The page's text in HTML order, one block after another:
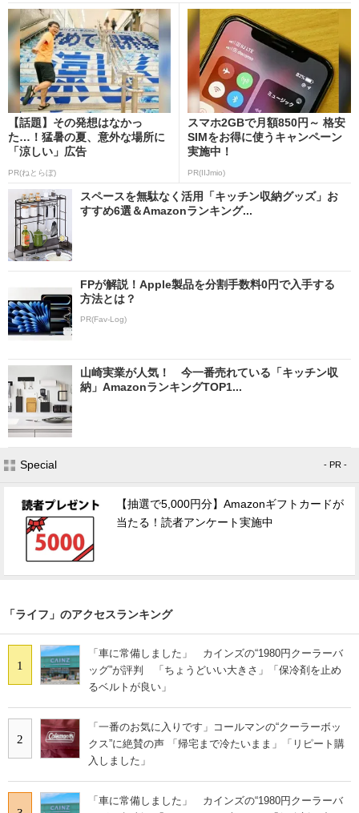
【話題】その発想はなかっ
た…！猛暑の夏、意外な場所に
「涼しい」広告
PR(ねとらぼ)
スマホ2GBで月額850円～ 格安
SIMをお得に使うキャンペーン
実施中！
PR(IIJmio)
スペースを無駄なく活用「キッチン収納グッズ」お
すすめ6選＆Amazonランキング...
FPが解説！Apple製品を分割手数料0円で入手する
方法とは？
PR(Fav-Log)
山崎実業が人気！ 今一番売れている「キッチン収
納」AmazonランキングTOP1...
Special - PR -
【抽選で5,000円分】Amazonギフトカードが
当たる！読者アンケート実施中
「ライフ」のアクセスランキング
1
「車に常備しました」 カインズの“1980円クーラーバ
ッグ”が評判 「ちょうどいい大きさ」「保冷剤を止め
るベルトが良い」
2
「一番のお気に入りです」コールマンの“クーラーボッ
クス”に絶賛の声 「帰宅まで冷たいまま」「リピート購
入しました」
「車に常備しました」 カインズの“1980円クーラーバ